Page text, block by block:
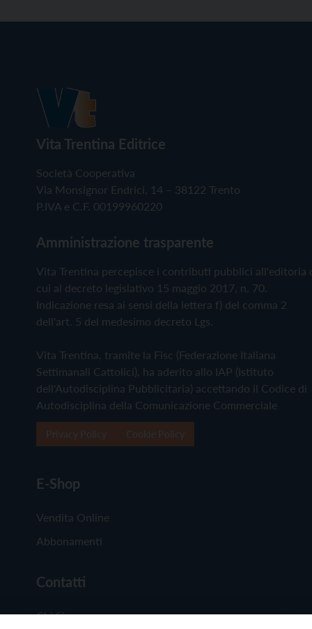
Vita Trentina Editrice
Società Cooperativa
Via Monsignor Endrici, 14 – 38122 Trento
P.IVA e C.F. 00199960220
Amministrazione trasparente
Vita Trentina percepisce i contributi pubblici all'editoria
cui al decreto legislativo 15 maggio 2017, n. 70.
Indicazione resa ai sensi della lettera f) del comma 2
dell'art. 5 del medesimo decreto Lgs.
Vita Trentina, tramite la Fisc (Federazione Italiana
Settimanali Cattolici), ha aderito allo IAP (Istituto
dell'Autodisciplina Pubblicitaria) accettando il Codice di
Autodisciplina della Comunicazione Commerciale
E-Shop
Vendita Online
Abbonamenti
Contatti
Chi Siamo